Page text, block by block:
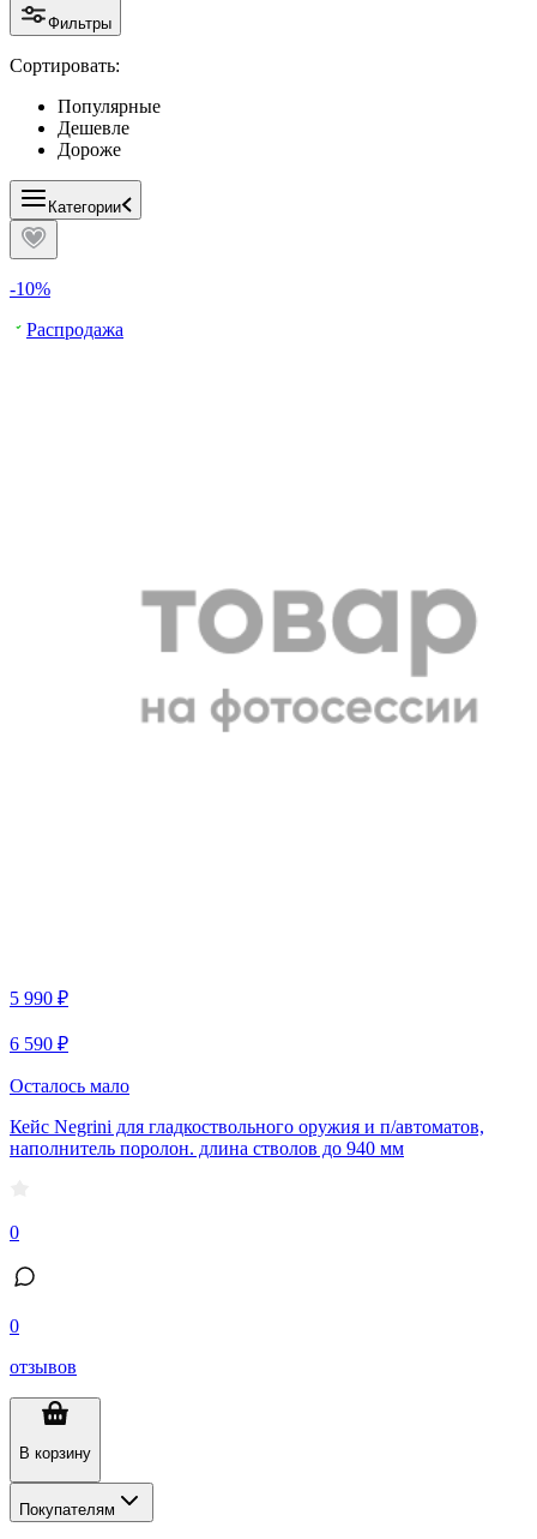
Фильтры
Сортировать:
Популярные
Дешевле
Дороже
Категории
-10%
Распродажа
5 990 ₽
6 590 ₽
Осталось мало
Кейс Negrini для гладкоствольного оружия и п/автоматов,
наполнитель поролон. длина стволов до 940 мм
0
0
отзывов
В корзину
Покупателям